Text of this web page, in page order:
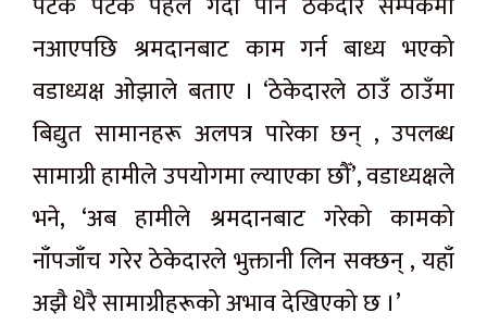
नआएपछि श्रमदानबाट काम गर्न बाध्य भएको
वडाध्यक्ष ओझाले बताए । ‘ठेकेदारले ठाउँ ठाउँमा
बिद्युत सामानहरू अलपत्र पारेका छन् , उपलब्ध
सामाग्री हामीले उपयोगमा ल्याएका छौँ’, वडाध्यक्षले
भने, ‘अब हामीले श्रमदानबाट गरेको कामको
नाँपजाँच गरेर ठेकेदारले भुक्तानी लिन सक्छन् , यहाँ
अझै धेरै सामाग्रीहरूको अभाव देखिएको छ ।’